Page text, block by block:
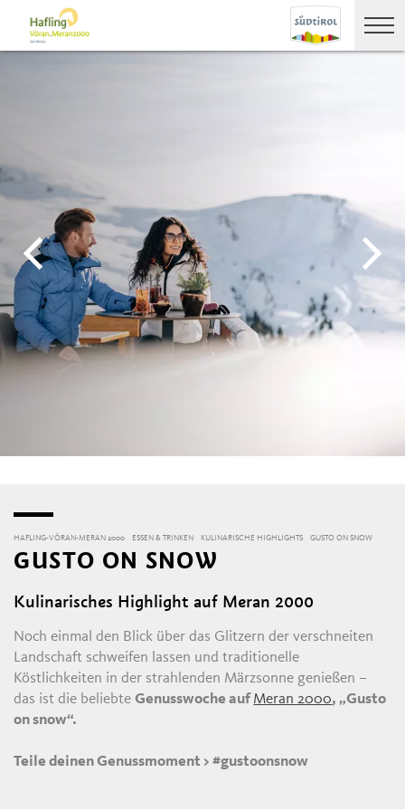
HAFLING-VÖRAN-MERAN 2000 ESSEN & TRINKEN KULINARISCHE HIGHLIGHTS GUSTO ON SNOW
GUSTO ON SNOW
Kulinarisches Highlight auf Meran 2000
Noch einmal den Blick über das Glitzern der verschneiten
Landschaft schweifen lassen und traditionelle
Köstlichkeiten in der strahlenden Märzsonne genießen –
das ist die beliebteGenusswoche aufMeran 2000, „Gusto
on snow“.
Teile deinen Genussmoment > #gustoonsnow